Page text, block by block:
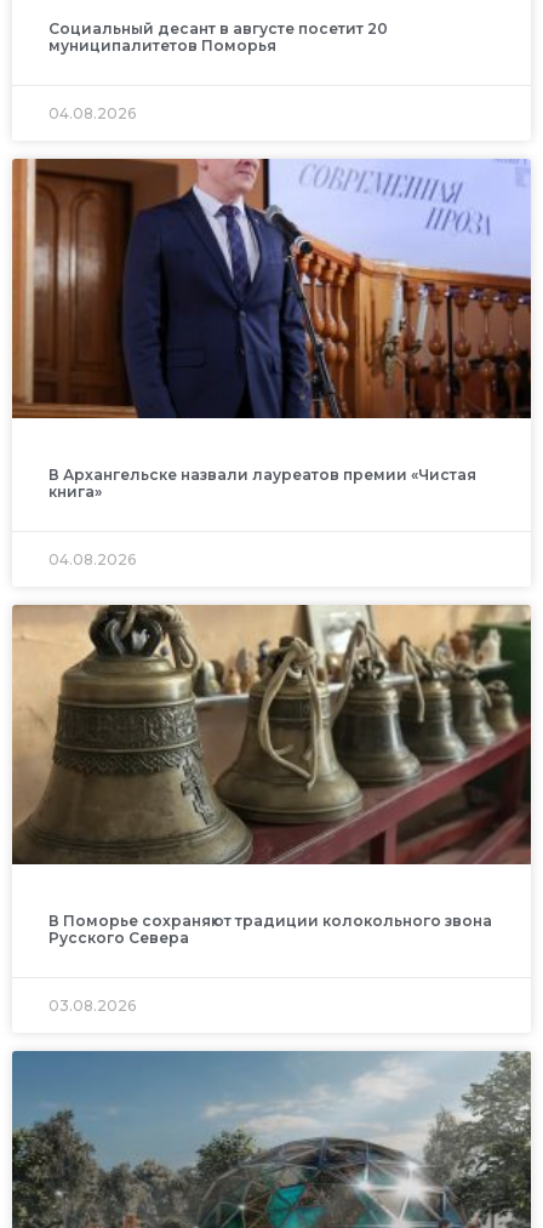
Социальный десант в августе посетит 20
муниципалитетов Поморья
04.08.2026
В Архангельске назвали лауреатов премии «Чистая
книга»
04.08.2026
В Поморье сохраняют традиции колокольного звона
Русского Севера
03.08.2026